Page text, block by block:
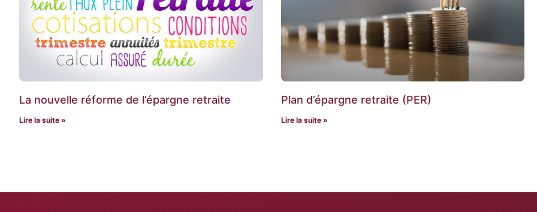
La nouvelle réforme de l’épargne retraite
Lire la suite »
Plan d’épargne retraite (PER)
Lire la suite »